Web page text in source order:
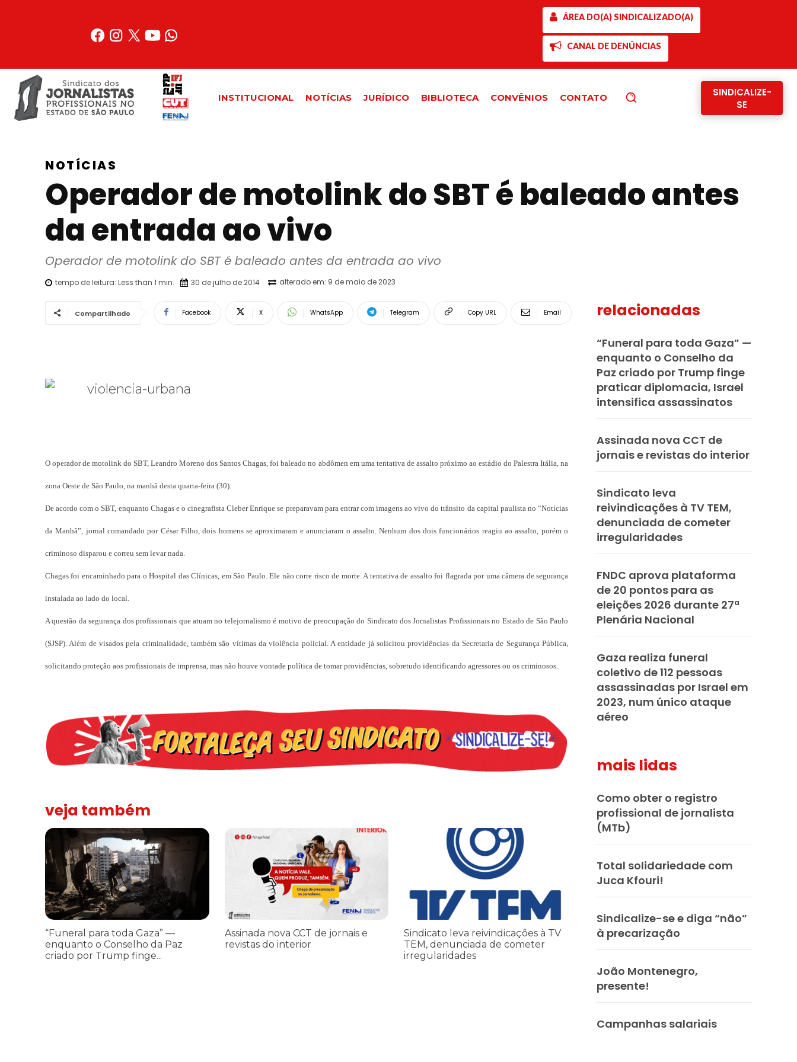
ÁREA DO(A) SINDICALIZADO(A)
CANAL DE DENÚNCIAS
INSTITUCIONAL NOTÍCIAS JURÍDICO BIBLIOTECA CONVÊNIOS CONTATO
SINDICALIZE-
SE
NOTÍCIAS
Operador de motolink do SBT é baleado antes
da entrada ao vivo
Operador de motolink do SBT é baleado antes da entrada ao vivo
tempo de leitura: Less than 1 min. 30 de julho de 2014 alterado em: 9 de maio de 2023
Compartilhado Facebook X WhatsApp Telegram Copy URL Email
O operador de motolink do SBT, Leandro Moreno dos Santos Chagas, foi baleado no abdômen em uma tentativa de assalto próximo ao estádio do Palestra Itália, na
zona Oeste de São Paulo, na manhã desta quarta-feira (30).
De acordo com o SBT, enquanto Chagas e o cinegrafista Cleber Enrique se preparavam para entrar com imagens ao vivo do trânsito da capital paulista no “Notícias
da Manhã”, jornal comandado por César Filho, dois homens se aproximaram e anunciaram o assalto. Nenhum dos dois funcionários reagiu ao assalto, porém o
criminoso disparou e correu sem levar nada.
Chagas foi encaminhado para o Hospital das Clínicas, em São Paulo. Ele não corre risco de morte. A tentativa de assalto foi flagrada por uma câmera de segurança
instalada ao lado do local.
A questão da segurança dos profissionais que atuam no telejornalismo é motivo de preocupação do Sindicato dos Jornalistas Profissionais no Estado de São Paulo
(SJSP). Além de visados pela criminalidade, também são vítimas da violência policial. A entidade já solicitou providências da Secretaria de Segurança Pública,
solicitando proteção aos profissionais de imprensa, mas não houve vontade política de tomar providências, sobretudo identificando agressores ou os criminosos.
veja também
“Funeral para toda Gaza” — enquanto o Conselho da Paz criado por Trump finge praticar diplomacia, Israel intensifica assassinatos
“Funeral para toda Gaza” —
enquanto o Conselho da Paz
criado por Trump finge...
Assinada nova CCT de jornais e revistas do interior
Assinada nova CCT de jornais e
revistas do interior
Sindicato leva reivindicações à TV TEM, denunciada de cometer irregularidades
Sindicato leva reivindicações à TV
TEM, denunciada de cometer
irregularidades
relacionadas
“Funeral para toda Gaza” —
enquanto o Conselho da
Paz criado por Trump finge
praticar diplomacia, Israel
intensifica assassinatos
Assinada nova CCT de
jornais e revistas do interior
Sindicato leva
reivindicações à TV TEM,
denunciada de cometer
irregularidades
FNDC aprova plataforma
de 20 pontos para as
eleições 2026 durante 27ª
Plenária Nacional
Gaza realiza funeral
coletivo de 112 pessoas
assassinadas por Israel em
2023, num único ataque
aéreo
mais lidas
Como obter o registro
profissional de jornalista
(MTb)
Total solidariedade com
Juca Kfouri!
Sindicalize-se e diga “não”
à precarização
João Montenegro,
presente!
Campanhas salariais